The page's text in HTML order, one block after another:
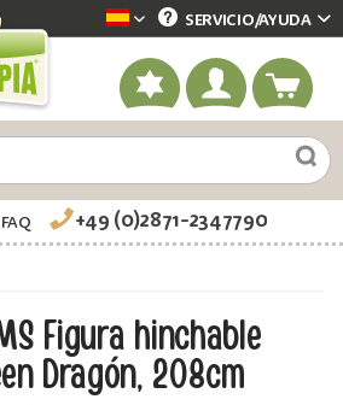
Dekotopia spanisch
SERVICIO/AYUDA
+49 (0)2871-2347790
Figura hinchable
Dragón, 208cm